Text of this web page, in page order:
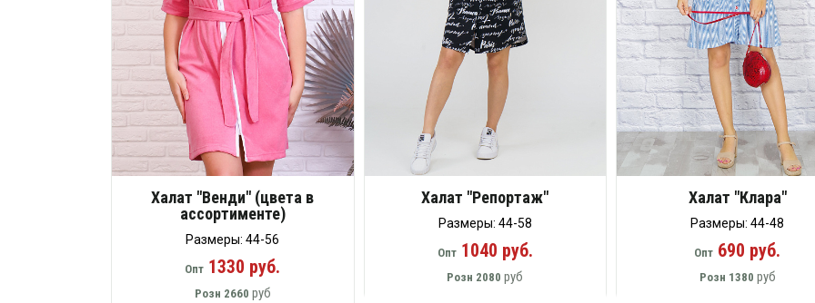
Халат "Венди" (цвета в
ассортименте)
Размеры: 44-56
Опт 1330 руб.
Розн 2660 руб
Халат "Репортаж"
Размеры: 44-58
Опт1040 руб.
Розн 2080 руб
Халат "Клара"
Размеры: 44-48
Опт 690 руб.
Розн 1380 руб